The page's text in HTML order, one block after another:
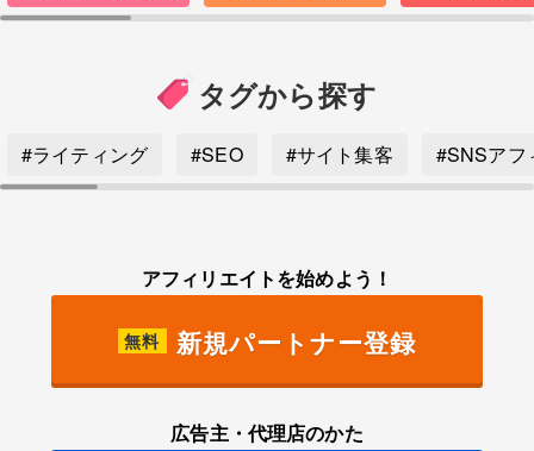
タグから探す
#ライティング #SEO #サイト集客 #SNSアフ
アフィリエイトを始めよう！
無料 新規パートナー登録
広告主・代理店のかた